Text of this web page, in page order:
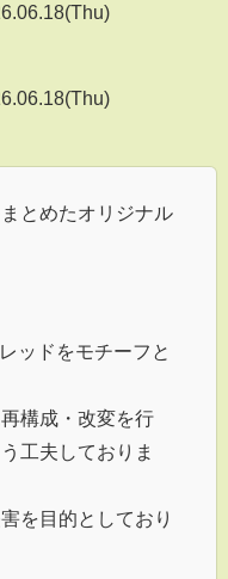
とめたオリジナル
ッドをモチーフと
構成・改変を行
工夫しておりま
を目的としており